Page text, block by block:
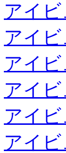
アイ
アイ
アイ
アイ
アイ
アイ